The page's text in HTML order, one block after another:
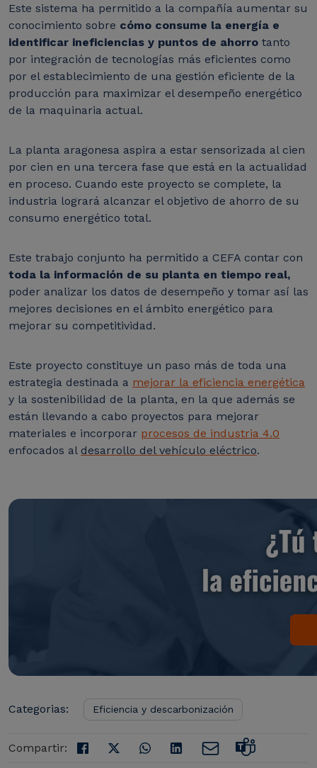
Este sistema ha permitido a la compañía aumentar su
conocimiento sobre cómo consume la energía e
identificar ineficiencias y puntos de ahorro tanto
por integración de tecnologías más eficientes como
por el establecimiento de una gestión eficiente de la
producción para maximizar el desempeño energético
de la maquinaria actual.
La planta aragonesa aspira a estar sensorizada al cien
por cien en una tercera fase que está en la actualidad
en proceso. Cuando este proyecto se complete, la
industria logrará alcanzar el objetivo de ahorro de su
consumo energético total.
Este trabajo conjunto ha permitido a CEFA contar con
toda la información de su planta en tiempo real,
poder analizar los datos de desempeño y tomar así las
mejores decisiones en el ámbito energético para
mejorar su competitividad.
Este proyecto constituye un paso más de toda una
estrategia destinada a mejorar la eficiencia energética
y la sostenibilidad de la planta, en la que además se
están llevando a cabo proyectos para mejorar
materiales e incorporar procesos de industria 4.0
enfocados al desarrollo del vehículo eléctrico.
Categorias: Eficiencia y descarbonización
Compartir: